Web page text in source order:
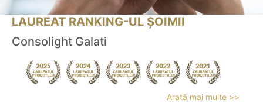
LAUREAT RANKING-UL ȘOIMII
Consolight Galati
Arată mai multe >>